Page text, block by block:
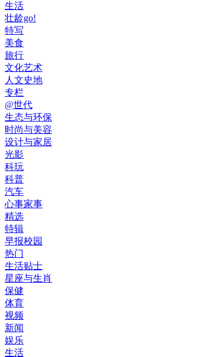
生活
壮龄go!
特写
美食
旅行
文化艺术
人文史地
专栏
@世代
生态与环保
时尚与美容
设计与家居
光影
科玩
科普
汽车
心事家事
精选
特辑
早报校园
热门
生活贴士
星座与生肖
保健
体育
视频
新闻
娱乐
生活